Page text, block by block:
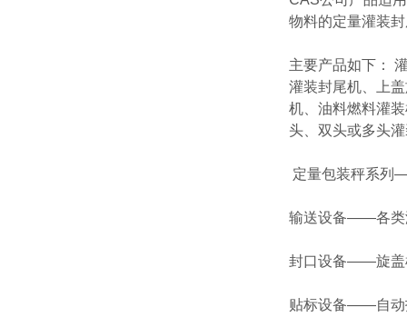
物料的定量灌装
主要产品如下：
灌装封尾机、上
机、油料燃料灌
头、双头或多头
定量包装秤系列
输送设备——各类
封口设备——旋盖
贴标设备——自动